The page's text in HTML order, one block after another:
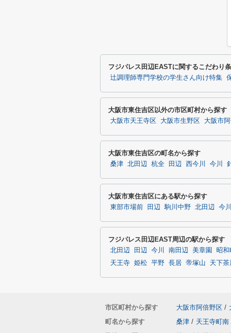
フジパレス田辺EASTに関するこだわり
辻調理師専門学校の学生さん向け特集
大阪市東住吉区以外の市区町村から探す
大阪市天王寺区 大阪市生野区 大阪市
大阪市東住吉区の町名から探す
桑津 北田辺 杭全 田辺 西今川 今川
大阪市東住吉区にある駅から探す
東部市場前 田辺 駒川中野 北田辺 今川
フジパレス田辺EAST周辺の駅から探す
北田辺 田辺 今川 南田辺 美章園 昭和
天王寺 姫松 平野 長居 帝塚山 天下茶
市区町村から探す 大阪市阿倍野区 /
町名から探す
桑津 / 天王寺町南